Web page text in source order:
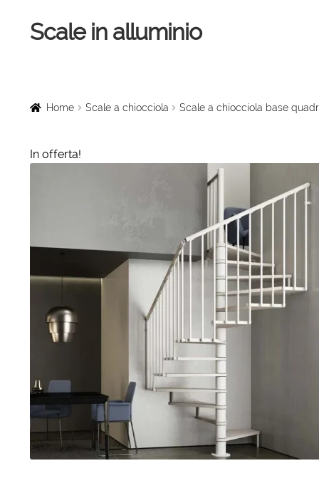
Vai
alla
Vai
al
Scale in alluminio
Scale a chiocciola
Ponteggi
Parapetti Ringhiere Balaustre in acciaio e alluminio
Valigie
Home Scale a chiocciola Scale a chiocciola base
In offerta!